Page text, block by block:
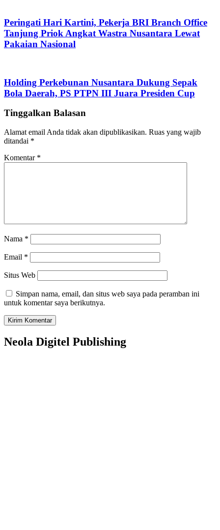
Peringati Hari Kartini, Pekerja BRI Branch Office
Tanjung Priok Angkat Wastra Nusantara Lewat
Pakaian Nasional
Holding Perkebunan Nusantara Dukung Sepak
Bola Daerah, PS PTPN III Juara Presiden Cup
Tinggalkan Balasan
Alamat email Anda tidak akan dipublikasikan. Ruas yang wajib
ditandai *
Komentar *
Nama *
Email *
Situs Web
Simpan nama, email, dan situs web saya pada peramban ini
untuk komentar saya berikutnya.
Neola Digitel Publishing